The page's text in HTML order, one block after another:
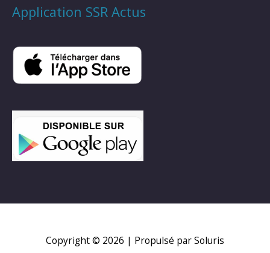
Application SSR Actus
Copyright © 2026 | Propulsé par Soluris